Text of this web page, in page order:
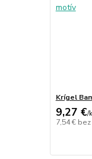
Krígel
9,27 €/
7,54 € bez